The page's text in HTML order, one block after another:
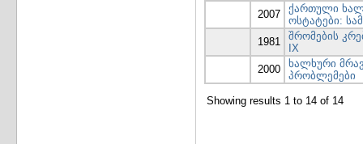
2007
ქართული
ოსტატები:
1981
შრომების
IX
2000
ხალხური
პრობლემები
Showing results 1 to 14 of 14